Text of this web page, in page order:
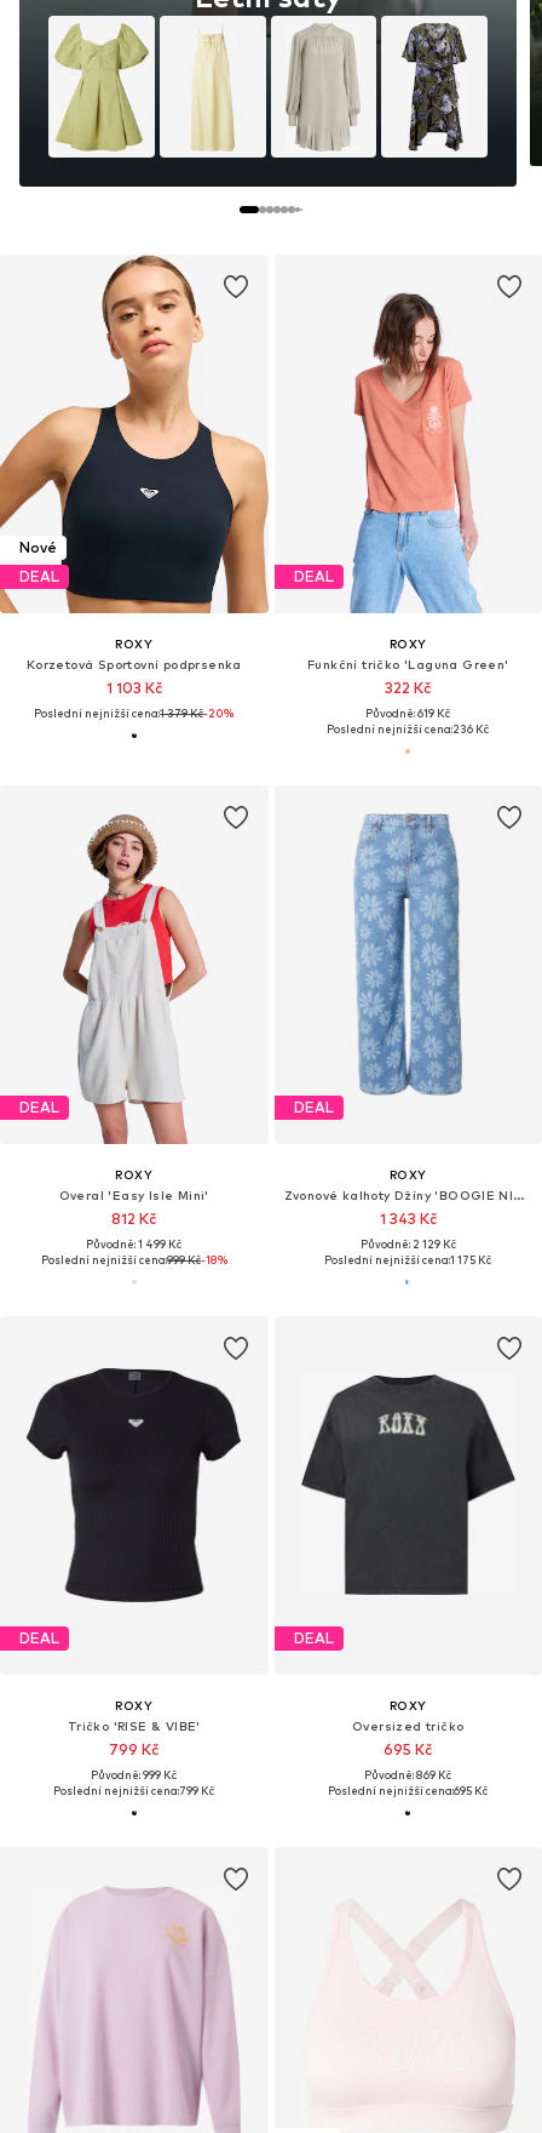
Nové
DEAL
ROXY
Korzetová Sportovní podprsenka
1 103 Kč
Poslední nejnižší cena:1 379 Kč-20%
DEAL
ROXY
Funkční tričko 'Laguna Green'
322 Kč
Původně: 619 Kč
Poslední nejnižší cena:236 Kč
DEAL
ROXY
Overal 'Easy Isle Mini'
812 Kč
Původně: 1 499 Kč
Poslední nejnižší cena:999 Kč-18%
DEAL
ROXY
Zvonové kalhoty Džíny 'BOOGIE NIGHT'
1 343 Kč
Původně: 2 129 Kč
Poslední nejnižší cena:1 175 Kč
DEAL
ROXY
Tričko 'RISE & VIBE'
799 Kč
Původně: 999 Kč
Poslední nejnižší cena:799 Kč
DEAL
ROXY
Oversized tričko
695 Kč
Původně: 869 Kč
Poslední nejnižší cena:695 Kč